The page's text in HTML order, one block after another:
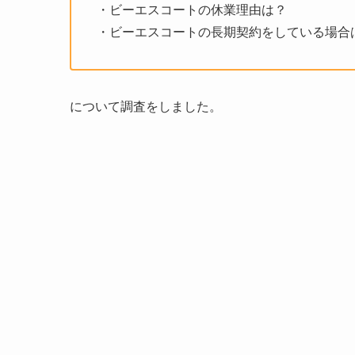
・ビーエスコートの休業理由は？
・ビーエスコートの長期契約をしている場合
について調査をしました。